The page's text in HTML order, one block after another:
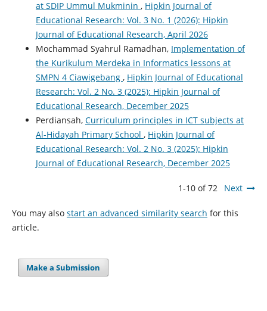
at SDIP Ummul Mukminin , Hipkin Journal of
Educational Research: Vol. 3 No. 1 (2026): Hipkin
Journal of Educational Research, April 2026
Mochammad Syahrul Ramadhan, Implementation of
the Kurikulum Merdeka in Informatics lessons at
SMPN 4 Ciawigebang , Hipkin Journal of Educational
Research: Vol. 2 No. 3 (2025): Hipkin Journal of
Educational Research, December 2025
Perdiansah, Curriculum principles in ICT subjects at
Al-Hidayah Primary School , Hipkin Journal of
Educational Research: Vol. 2 No. 3 (2025): Hipkin
Journal of Educational Research, December 2025
1-10 of 72 Next
You may also start an advanced similarity search for this
article.
Make a Submission